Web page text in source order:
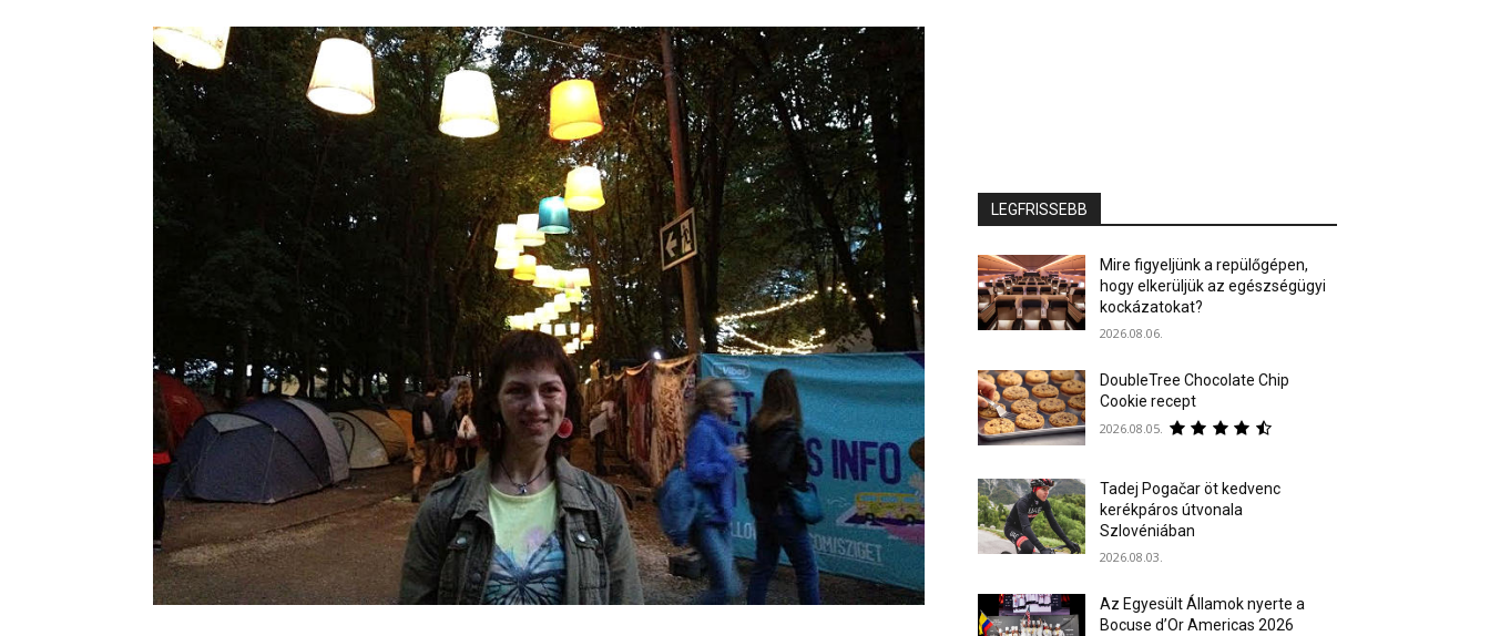
LEGFRISSEBB
Mire figyeljünk a repülőgépen,
hogy elkerüljük az egészségügyi
kockázatokat?
2026.08.06.
DoubleTree Chocolate Chip
Cookie recept
2026.08.05.
Tadej Pogačar öt kedvenc
kerékpáros útvonala
Szlovéniában
2026.08.03.
Az Egyesült Államok nyerte a
Bocuse d’Or Americas 2026